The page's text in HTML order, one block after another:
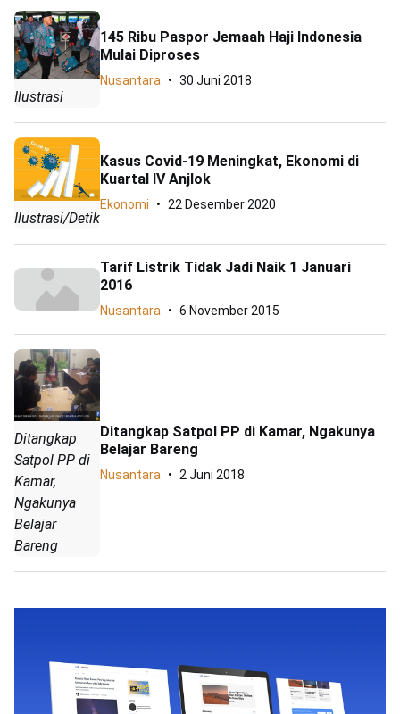
Ilustrasi
145 Ribu Paspor Jemaah Haji Indonesia
Mulai Diproses
Nusantara 30 Juni 2018
Ilustrasi/Detik
Kasus Covid-19 Meningkat, Ekonomi di
Kuartal IV Anjlok
Ekonomi 22 Desember 2020
Tarif Listrik Tidak Jadi Naik 1 Januari
2016
Nusantara 6 November 2015
Ditangkap
Satpol PP di
Kamar,
Ngakunya
Belajar
Bareng
Ditangkap Satpol PP di Kamar, Ngakunya
Belajar Bareng
Nusantara 2 Juni 2018